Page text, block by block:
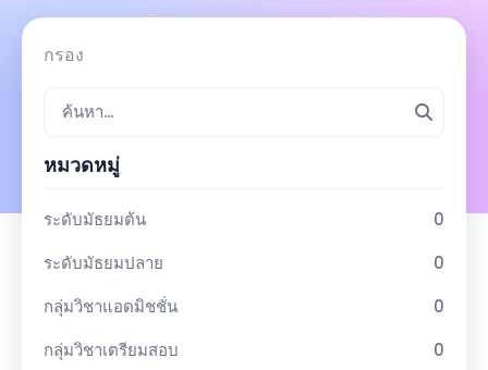
กรอง
หมวดหมู่
ระดับมัธยมต้น
0
ระดับมัธยมปลาย
0
กลุ่มวิชาแอดมิชชั่น
0
กลุ่มวิชาเตรียมสอบ
0